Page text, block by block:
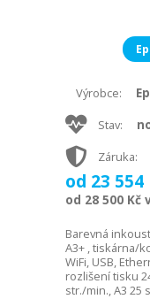
Výrobce:
Stav:
Záruka:
od 23 554
od 28 500 Kč
Barevná
A3+ , tiskárna/
WiFi, USB,
rozlišení tisku
str./min., A3 25